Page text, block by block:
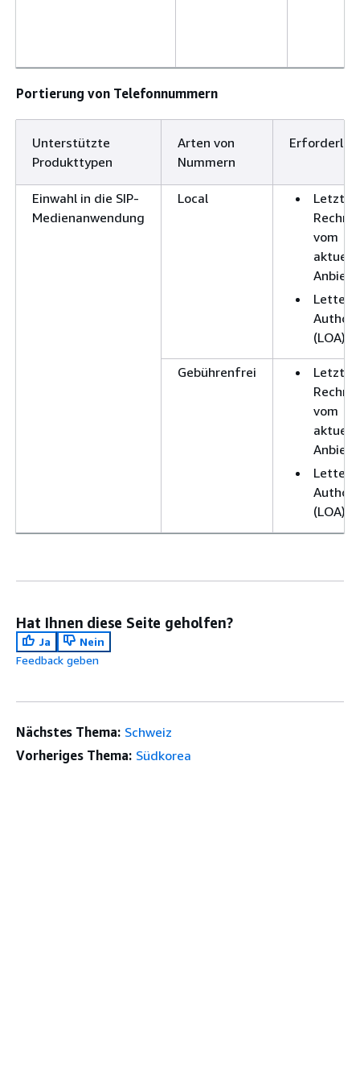
Portierung von Telefonnummern
Unterstützte
Produkttypen
Arten von
Nummern
Einwahl in die SIP-
Medienanwendung
Local
Letzte
vom
Letter
(LOA)
Gebührenfrei
Letzte
vom
Letter
(LOA)
Hat Ihnen diese Seite geholfen?
Ja
Nein
Feedback geben
Nächstes Thema: Schweiz
Vorheriges Thema: Südkorea